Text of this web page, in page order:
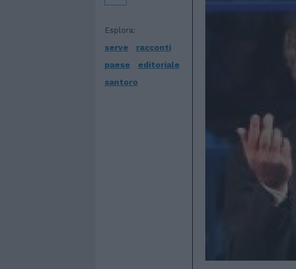
Esplora:
serve
racconti
paese
editoriale
santoro